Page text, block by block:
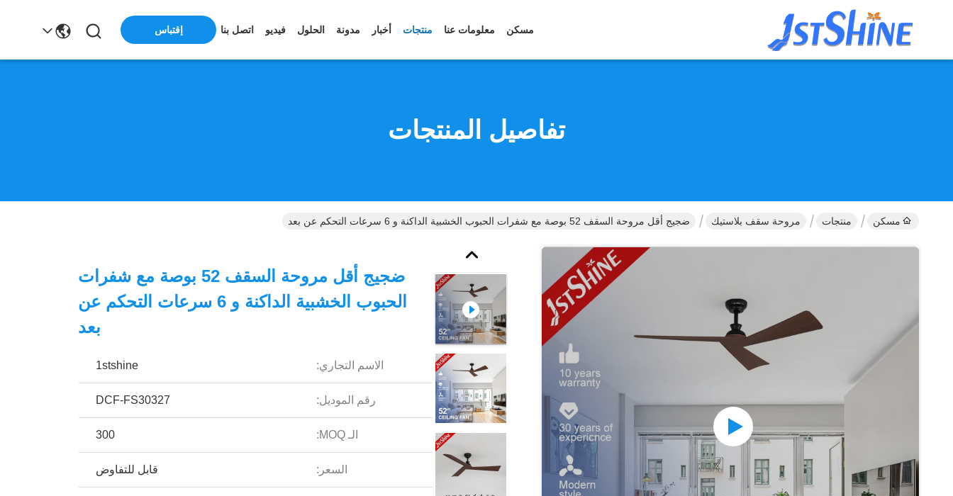
مسكن معلومات عنا منتجات أخبار مدونة الحلول فيديو اتصل بنا إقتباس
تفاصيل المنتجات
مسكن منتجات مروحة سقف بلاستيك ضجيج أقل مروحة السقف 52 بوصة مع شفرات الحبوب الخشبية الداكنة و 6 سرعات التحكم عن بعد
ضجيج أقل مروحة السقف 52 بوصة مع شفرات
الحبوب الخشبية الداكنة و 6 سرعات التحكم عن
بعد
الاسم التجاري: 1stshine
رقم الموديل: DCF-FS30327
الـ MOQ: 300
السعر: قابل للتفاوض